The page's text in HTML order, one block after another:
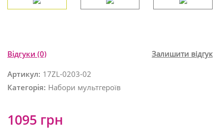
Відгуки (0) Залишити відгук
Артикул: 17ZL-0203-02
Категорія: Набори мультгероїв
1095 грн